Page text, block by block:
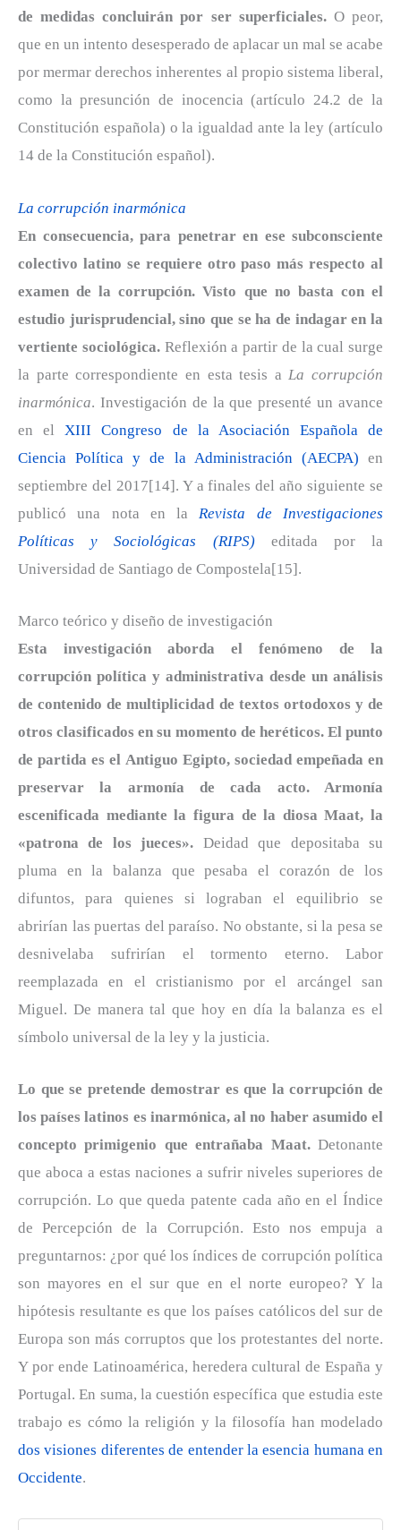
de medidas concluirán por ser superficiales.O peor,
que en un intento desesperado de aplacar un mal se acabe
por mermar derechos inherentes al propio sistema liberal,
como la presunción de inocencia (artículo 24.2 de la
Constitución española) o la igualdad ante la ley (artículo
14 de la Constitución español).
La corrupción inarmónica
En consecuencia, para penetrar en ese subconsciente
colectivo latino se requiere otro paso más respecto al
examen de la corrupción. Visto que no basta con el
estudio jurisprudencial, sino que se ha de indagar en la
vertiente sociológica.Reflexión a partir de la cual surge
la parte correspondiente en esta tesis a La corrupción
inarmónica. Investigación de la que presenté un avance
en el XIII Congreso de la Asociación Española de
Ciencia Política y de la Administración (AECPA) en
septiembre del 2017[14]. Y a finales del año siguiente se
publicó una nota en la Revista de Investigaciones
Políticas y Sociológicas (RIPS)editada por la
Universidad de Santiago de Compostela[15].
Marco teórico y diseño de investigación
Esta investigación aborda el fenómeno de la
corrupción política y administrativa desde un análisis
de contenido de multiplicidad de textos ortodoxos y de
otros clasificados en su momento de heréticos. El punto
de partida es el Antiguo Egipto, sociedad empeñada en
preservar la armonía de cada acto. Armonía
escenificada mediante la figura de la diosa Maat, la
«patrona de los jueces». Deidad que depositaba su
pluma en la balanza que pesaba el corazón de los
difuntos, para quienes si lograban el equilibrio se
abrirían las puertas del paraíso. No obstante, si la pesa se
desnivelaba sufrirían el tormento eterno. Labor
reemplazada en el cristianismo por el arcángel san
Miguel. De manera tal que hoy en día la balanza es el
símbolo universal de la ley y la justicia.
Lo que se pretende demostrar es que la corrupción de
los países latinos es inarmónica, al no haber asumido el
concepto primigenio que entrañaba Maat.Detonante
que aboca a estas naciones a sufrir niveles superiores de
corrupción. Lo que queda patente cada año en el Índice
de Percepción de la Corrupción. Esto nos empuja a
preguntarnos: ¿por qué los índices de corrupción política
son mayores en el sur que en el norte europeo? Y la
hipótesis resultante es que los países católicos del sur de
Europa son más corruptos que los protestantes del norte.
Y por ende Latinoamérica, heredera cultural de España y
Portugal. En suma, la cuestión específica que estudia este
trabajo es cómo la religión y la filosofía han modelado
dos visiones diferentes de entender la esencia humana en
Occidente.